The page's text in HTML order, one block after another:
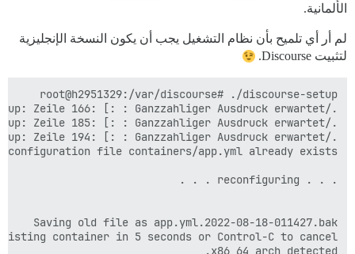
الألمانية.
لم أر أي تلميح بأن نظام التشغيل يجب أن يكون النسخة الإنجليزية
لتثبيت Discourse.